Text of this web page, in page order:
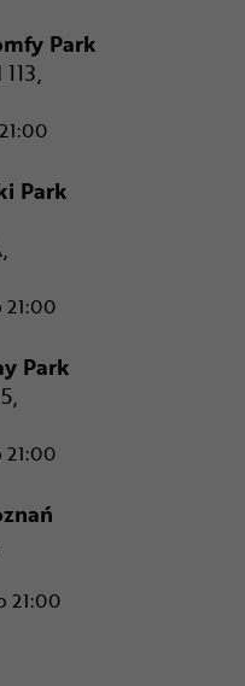
Park
- Comfy Park
Park
- Morski Park
Park
- Solvay Park
21:00
- M1 Poznań